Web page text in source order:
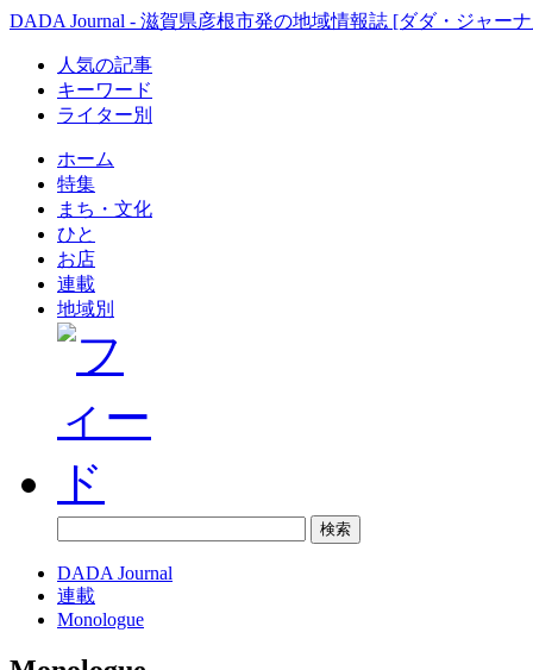
DADA Journal - 滋賀県彦根市発の地域情報誌 [ダダ・ジャー
人気の記事
キーワード
ライター別
ホーム
特集
まち・文化
ひと
お店
連載
地域別
DADA Journal
連載
Monologue